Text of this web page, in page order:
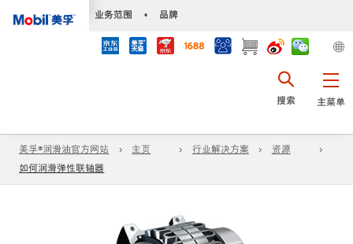
业务范围 • 品牌
主菜单
搜索
美孚®润滑油官方网站 主页 行业解决方案
资源
如何润滑弹性联轴器